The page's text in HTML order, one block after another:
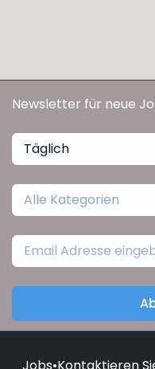
Newsletter für neue
Täglich
Alle Kategorien
Jobs•Kontaktieren